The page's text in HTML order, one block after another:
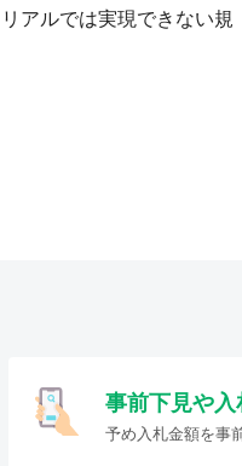
アルでは実現できない規
事前下見や入
予め入札金額を事